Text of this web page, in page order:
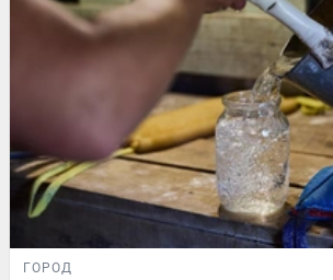
ГОРОД